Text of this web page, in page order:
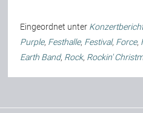
Eingeordnet unter
Purple, Festhalle, Festival, Force,
Earth Band, Rock, Rockin'